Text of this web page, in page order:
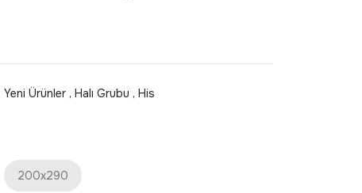
Yeni Ürünler , Halı Grubu , His
200x290